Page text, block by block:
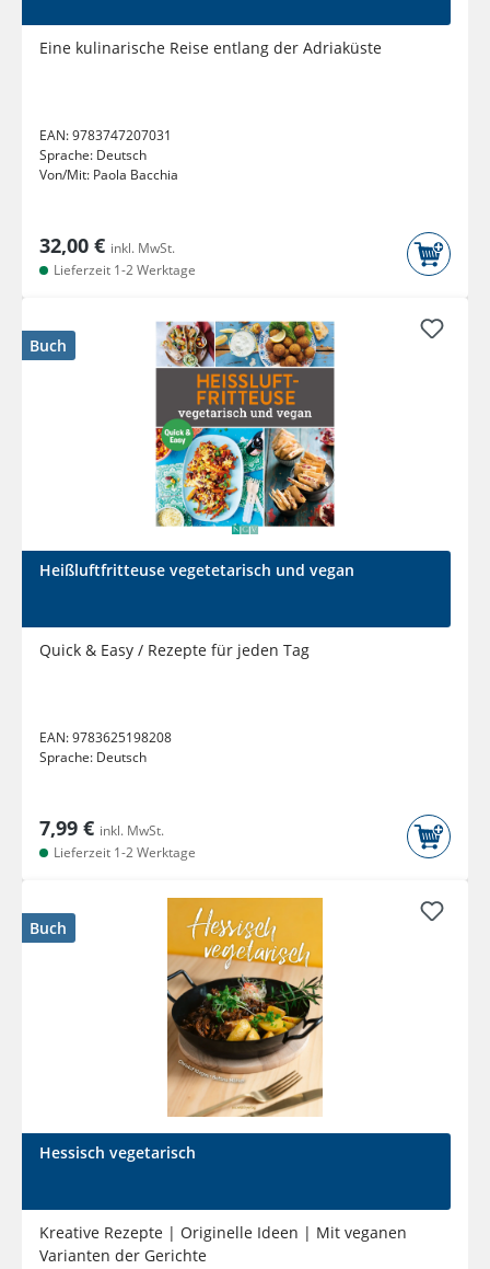
Eine kulinarische Reise entlang der Adriaküste
EAN:9783747207031
Sprache: Deutsch
Von/Mit: Paola Bacchia
32,00 € inkl. MwSt.
Lieferzeit 1-2 Werktage
Buch
Heißluftfritteuse vegetetarisch und vegan
Quick & Easy / Rezepte für jeden Tag
EAN:9783625198208
Sprache: Deutsch
7,99 € inkl. MwSt.
Lieferzeit 1-2 Werktage
Buch
Hessisch vegetarisch
Kreative Rezepte | Originelle Ideen | Mit veganen
Varianten der Gerichte